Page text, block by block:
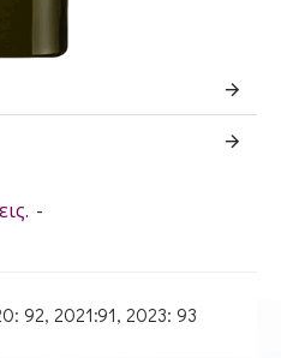
-
92, 2021:91, 2023: 93